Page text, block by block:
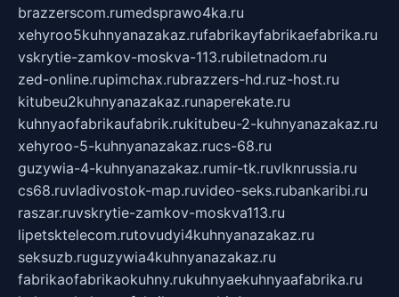
brazzerscom.rumedsprawo4ka.ru
xehyroo5kuhnyanazakaz.rufabrikayfabrikaefabrika.ru
vskrytie-zamkov-moskva-113.rubiletnadom.ru
zed-online.rupimchax.rubrazzers-hd.ruz-host.ru
kitubeu2kuhnyanazakaz.runaperekate.ru
kuhnyaofabrikaufabrik.rukitubeu-2-kuhnyanazakaz.ru
xehyroo-5-kuhnyanazakaz.rucs-68.ru
guzywia-4-kuhnyanazakaz.rumir-tk.ruvlknrussia.ru
cs68.ruvladivostok-map.ruvideo-seks.rubankaribi.ru
raszar.ruvskrytie-zamkov-moskva113.ru
lipetsktelecom.rutovudyi4kuhnyanazakaz.ru
seksuzb.ruguzywia4kuhnyanazakaz.ru
fabrikaofabrikaokuhny.rukuhnyaekuhnyaafabrika.ru